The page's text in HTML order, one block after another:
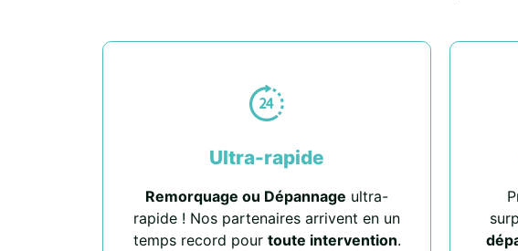
Ultra-rapide
Remorquage ou Dépannage ultra-
rapide ! Nos partenaires arrivent en un
temps record pour toute intervention.